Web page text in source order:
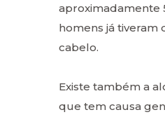
aproximadamente
homens já tiveram
cabelo.
Existe também a
que tem causa